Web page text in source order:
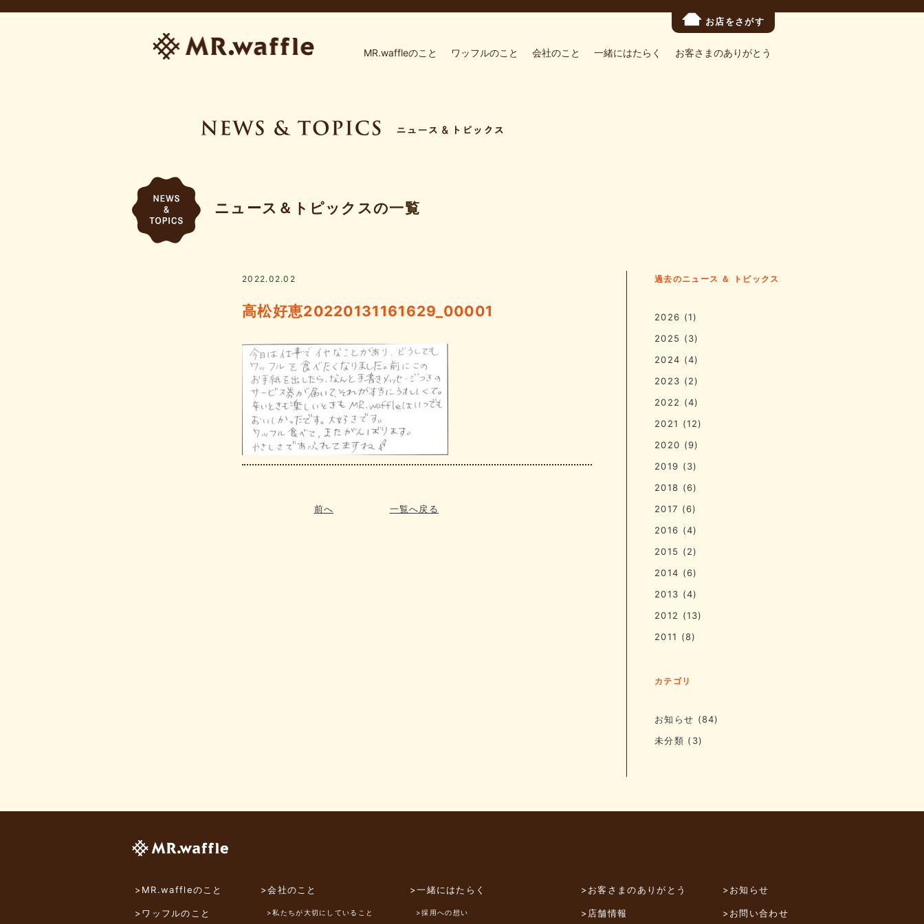
お店をさがす
MR.waffleのこと ワッフルのこと 会社のこと 一緒にはたらく お客さまのありがとう
ニュース＆トピックスの一覧
2022.02.02
高松好恵20220131161629_00001
前へ 一覧へ戻る
過去のニュース ＆ トピックス
2026 (1)
2025 (3)
2024 (4)
2023 (2)
2022 (4)
2021 (12)
2020 (9)
2019 (3)
2018 (6)
2017 (6)
2016 (4)
2015 (2)
2014 (6)
2013 (4)
2012 (13)
2011 (8)
カテゴリ
お知らせ (84)
未分類 (3)
>MR.waffleのこと
>ワッフルのこと
>会社のこと
>私たちが大切にしていること
>一緒にはたらく
>採用への想い
>お客さまのありがとう
>店舗情報
>お知らせ
>お問い合わせ